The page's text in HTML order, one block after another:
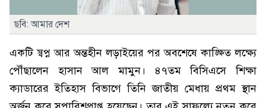
ছবি: আমার দেশ
একটি স্বপ্ন আর অন্তহীন লড়াইয়ের পর অবশেষে কাঙ্ক্ষিত লক্ষ্যে
পৌঁছালেন হাসান আল মামুন। ৪৭তম বিসিএসে শিক্ষা
ক্যাডারের ইতিহাস বিভাগে তিনি জাতীয় মেধায় প্রথম স্থান